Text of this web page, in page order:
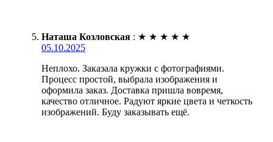
Наташа Козловская : ★ ★ ★ ★ ★
05.10.2025
Неплохо. Заказала кружки с фотографиями.
Процесс простой, выбрала изображения и
оформила заказ. Доставка пришла вовремя,
качество отличное. Радуют яркие цвета и четкость
изображений. Буду заказывать ещё.